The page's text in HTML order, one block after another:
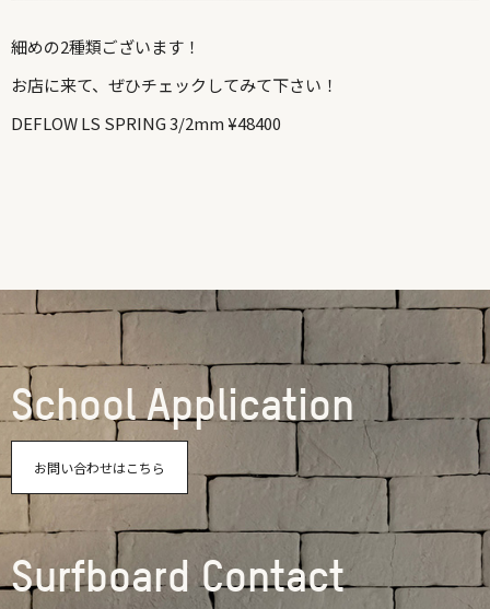
細めの2種類ございます！
お店に来て、ぜひチェックしてみて下さい！
DEFLOW LS SPRING 3/2mm ¥48400
School Application
お問い合わせはこちら
Surfboard Contact